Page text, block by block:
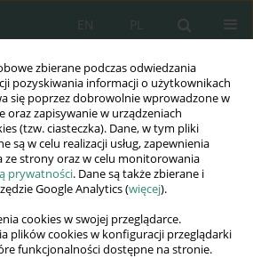
zbierane podczas odwiedzania
pozyskiwania informacji o użytkownikach
się poprzez dobrowolnie wprowadzone w
oraz zapisywanie w urządzeniach
(tzw. ciasteczka). Dane, w tym pliki
są w celu realizacji usług, zapewnienia
ze strony oraz w celu monitorowania
prywatności. Dane są także zbierane i
Google Analytics (więcej).
cookies w swojej przeglądarce.
plików cookies w konfiguracji przeglądarki
funkcjonalności dostępne na stronie.
PL
EN